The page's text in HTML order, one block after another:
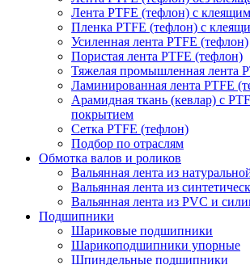
Лента PTFE (тефлон) с
Пленка PTFE (тефлон) с
Усиленная лента PTFE (тефлон)
Пористая лента PTFE (тефлон)
Тяжелая промышленная лента
Ламинированная лента PTFE
Арамидная ткань (кевлар) с
покрытием
Сетка PTFE (тефлон)
Подбор по отраслям
Обмотка валов и роликов
Вальянная лента из
Вальянная лента из
Вальянная лента из PVC и
Подшипники
Шариковые подшипники
Шарикоподшипники упорные
Шпиндельные подшипники